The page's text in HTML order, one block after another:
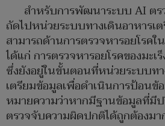
สำหรับการพัฒนาระบบ AI ตร
ถัดไปหน่วยระบบทางเดินอาหาร
สามารถด้านการตรวจหารอยโรค
ได้แก่ การตรวจหารอยโรคของมะ
ซึ่งยังอยู่ในขั้นตอนที่หน่วยระบบท
เตรียมข้อมูลเพื่อดำเนินการป้อน
หมายความว่าหากมีฐานข้อมูลที่มี
ตรวจจับความผิดปกติได้ถูกต้องม